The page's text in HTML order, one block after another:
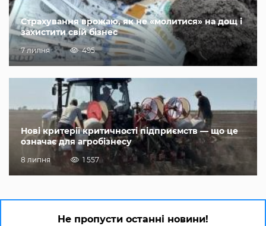
Страхування врожаю, як не «молитися» на дощ і
захистити свій бізнес
7 липня 495
Нові критерії критичності підприємств — що це
означає для агробізнесу
8 липня 1 557
Не пропусти останні новини!